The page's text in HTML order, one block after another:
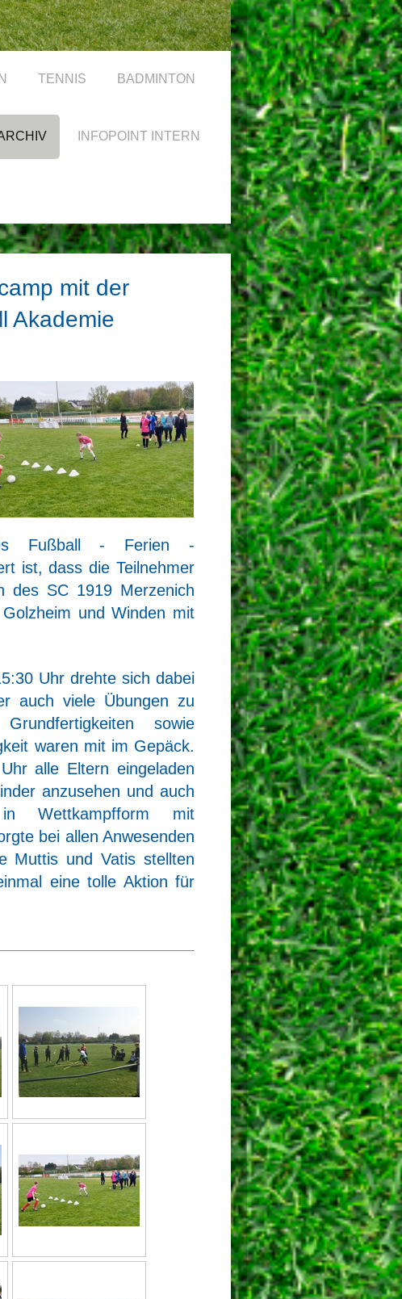
TENNIS BADMINTON
INFOPOINT INTERN
mit der
Akademie
Fußball - Ferien -
ist, dass die Teilnehmer
des SC 1919 Merzenich
und Winden mit
Uhr drehte sich dabei
auch viele Übungen zu
sowie
waren mit im Gepäck.
alle Eltern eingeladen
anzusehen und auch
Wettkampfform mit
bei allen Anwesenden
Muttis und Vatis stellten
eine tolle Aktion für